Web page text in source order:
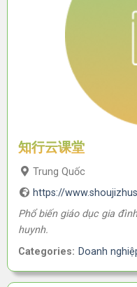
知行云课堂
Trung Quốc
https://
Phổ biến giáo dục gia
huynh.
Categories: Doanh